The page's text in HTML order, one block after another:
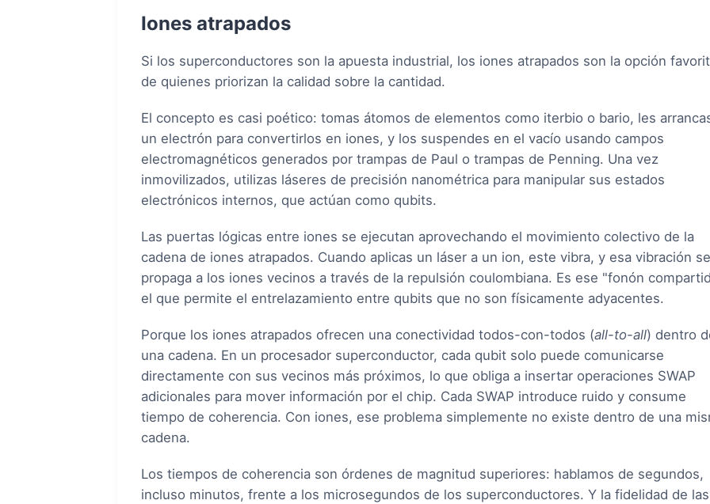
Iones atrapados
Si los superconductores son la apuesta industrial, los iones atrapados son la opción
de quienes priorizan la calidad sobre la cantidad.
El concepto es casi poético: tomas átomos de elementos como iterbio o bario, les
un electrón para convertirlos en iones, y los suspendes en el vacío usando campos
electromagnéticos generados por trampas de Paul o trampas de Penning. Una vez
inmovilizados, utilizas láseres de precisión nanométrica para manipular sus estados
electrónicos internos, que actúan como qubits.
Las puertas lógicas entre iones se ejecutan aprovechando el movimiento colectivo de la
cadena de iones atrapados. Cuando aplicas un láser a un ion, este vibra, y esa vibración se
propaga a los iones vecinos a través de la repulsión coulombiana. Es ese "fonón
el que permite el entrelazamiento entre qubits que no son físicamente adyacentes.
Porque los iones atrapados ofrecen una conectividad todos-con-todos (all-to-all) dentro
una cadena. En un procesador superconductor, cada qubit solo puede comunicarse
directamente con sus vecinos más próximos, lo que obliga a insertar operaciones SWAP
adicionales para mover información por el chip. Cada SWAP introduce ruido y consume
tiempo de coherencia. Con iones, ese problema simplemente no existe dentro de una
cadena.
Los tiempos de coherencia son órdenes de magnitud superiores: hablamos de segundos,
incluso minutos, frente a los microsegundos de los superconductores. Y la fidelidad de las